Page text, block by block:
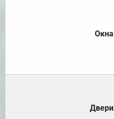
Окна
Двери